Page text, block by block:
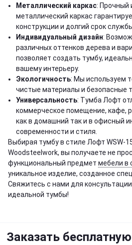
Металлический каркас: Прочный
металлический каркас
конструкции и долгий срок
Индивидуальный дизайн:
различных оттенков дерева и
позволяет создать тумбу,
вашему интерьеру.
Экологичность: Мы используем
чистые материалы и безопасные
Универсальность: Тумба Лофт
коммерческое помещение, кафе,
как в домашний так и в офисный
современности и стиля.
Выбирая тумбу в стиле Лофт WSW-
Woodsteelwork, вы получаете не
функциональный предмет мебели в
уникальное изделие, созданное
Свяжитесь с нами для
идеальной тумбы!
Заказать